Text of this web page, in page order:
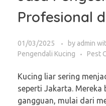
Profesional
01/03/2025 by admin
Pengendali Kucing
Pest
Kucing liar sering
seperti Jakarta. Mereka
gangguan, mulai dari